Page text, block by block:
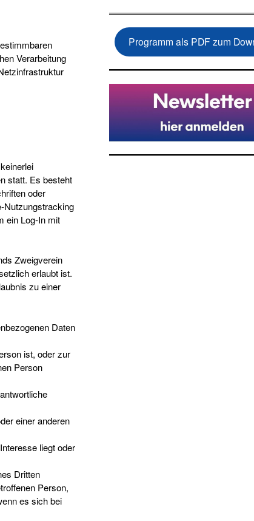
Verarbeitung
statt. Es besteht
oder
Nutzungstracking
ein Log-In mit
Zweigverein
erlaubt ist.
zu einer
Daten
ist, oder zur
Person
einer anderen
liegt oder
Dritten
Person,
es sich bei
Programm als PDF zum